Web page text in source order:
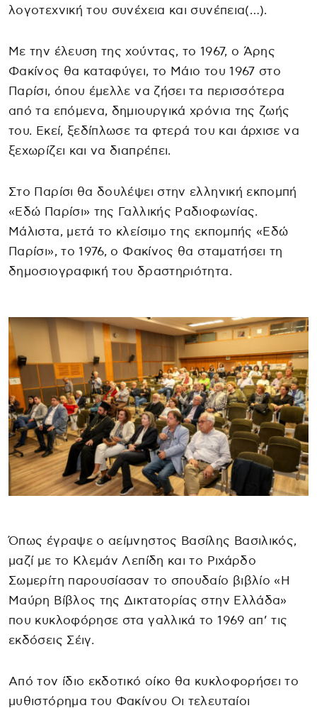
λογοτεχνική του συνέχεια και συνέπεια(…).
Με την έλευση της χούντας, το 1967, ο Άρης
Φακίνος θα καταφύγει, το Μάιο του 1967 στο
Παρίσι, όπου έμελλε να ζήσει τα περισσότερα
από τα επόμενα, δημιουργικά χρόνια της ζωής
του. Εκεί, ξεδίπλωσε τα φτερά του και άρχισε να
ξεχωρίζει και να διαπρέπει.
Στο Παρίσι θα δουλέψει στην ελληνική εκπομπή
«Εδώ Παρίσι» της Γαλλικής Ραδιοφωνίας.
Μάλιστα, μετά το κλείσιμο της εκπομπής «Εδώ
Παρίσι», το 1976, ο Φακίνος θα σταματήσει τη
δημοσιογραφική του δραστηριότητα.
Όπως έγραψε ο αείμνηστος Βασίλης Βασιλικός,
μαζί με το Κλεμάν Λεπίδη και το Ριχάρδο
Σωμερίτη παρουσίασαν το σπουδαίο βιβλίο «Η
Μαύρη Βίβλος της Δικτατορίας στην Ελλάδα»
που κυκλοφόρησε στα γαλλικά το 1969 απ’ τις
εκδόσεις Σέιγ.
Από τον ίδιο εκδοτικό οίκο θα κυκλοφορήσει το
μυθιστόρημα του Φακίνου Οι τελευταίοι